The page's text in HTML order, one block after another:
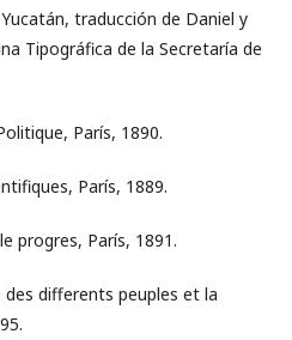
traducción de Daniel y
Tipográfica de la Secretaría de
París, 1890.
París, 1889.
progres, París, 1891.
differents peuples et la